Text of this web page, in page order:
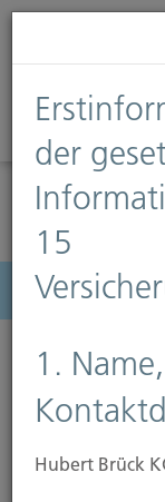
Diese Webseite
Informationen
Diese
Menü
der
15
1.
Hubert Brück